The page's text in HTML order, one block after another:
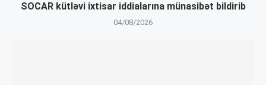
SOCAR kütləvi ixtisar iddialarına münasibət bildirib
04/08/2026